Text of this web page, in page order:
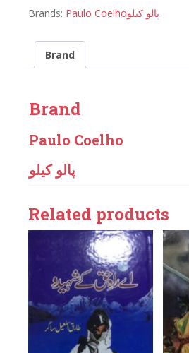
Brands: Paulo Coelhoپالو کیلو
Brand
Brand
Paulo Coelho
پالو کیلو
Related products